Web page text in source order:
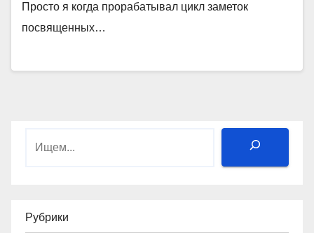
Просто я когда прорабатывал цикл заметок
посвященных…
Поиск
Рубрики